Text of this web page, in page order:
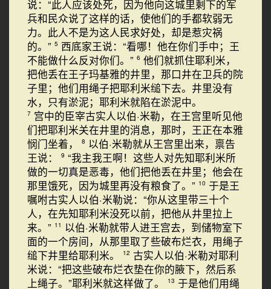
说：“此人应该处死，因为他向这城里剩下的军
兵和民众说了这样的话，使他们的手都软弱无
力。此人不是为这人民求好处，却是惹灾祸
的。” 5 西底家王说：“看哪！他在你们手中；王
不能做什么反对你们。” 6 他们就抓住耶利米，
把他丢在王子玛基雅的井里，那口井在卫兵的院
子里；他们用绳子把耶利米缒下去。井里没有
水，只有淤泥；耶利米就陷在淤泥中。
7 宫中的臣宰古实人以伯·米勒，在王宫里听见他
们把耶利米关在井里的消息，那时，王正在本雅
悯门坐着，
8 以伯·米勒就从王宫里出来，禀告
王说：
9 “我主我王啊！这些人对先知耶利米所
做的一切真是恶毒，他们把他丢在井里；他会在
那里饿死，因为城里再没有粮食了。” 10 于是王
嘱咐古实人以伯·米勒说：“你从这里带三十个
人，在先知耶利米没死以前，把他从井里拉上
来。” 11 以伯·米勒就带人进王宫去，到储物室下
面的一个房间，从那里取了些破布烂衣，用绳子
缒下井里给耶利米。
12 古实人以伯·米勒对耶利
米说：“把这些破布烂衣垫在你的腋下，然后系
上绳子。”耶利米就这样做了。
13 于是他们用绳